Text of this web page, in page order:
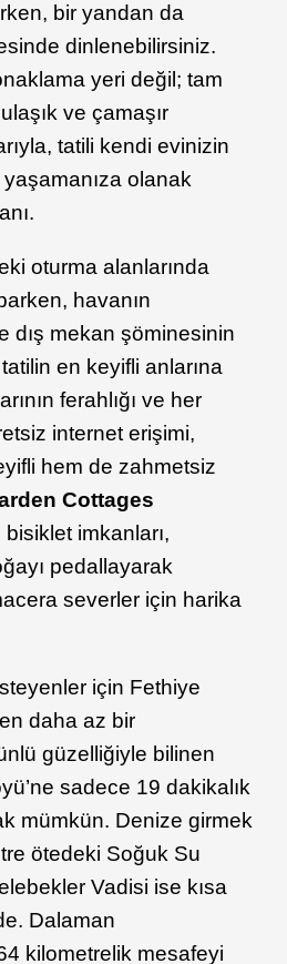
bir yandan da
dinlenebilirsiniz.
yeri değil; tam
ve çamaşır
tatili kendi evinizin
yaşamanıza olanak
oturma alanlarında
havanın
dış mekan şöminesinin
en keyifli anlarına
ferahlığı ve her
internet erişimi,
hem de zahmetsiz
Cottages
imkanları,
pedallayarak
severler için harika
için Fethiye
daha az bir
güzelliğiyle bilinen
sadece 19 dakikalık
mümkün. Denize girmek
ötedeki Soğuk Su
Vadisi ise kısa
Dalaman
kilometrelik mesafeyi